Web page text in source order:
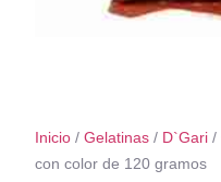
Inicio / Gelatinas / D`Gari /
con color de 120 gramos